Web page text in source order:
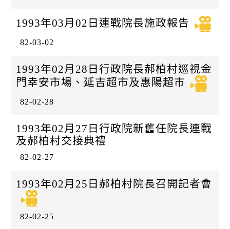
1993年03月02日連戰院長施政報告
82-03-02
1993年02月28日行政院長郝柏村巡視金
門幸安市場、延吉超市及惠陽超市
82-02-28
1993年02月27日行政院新舊任院長連戰
及郝柏村交接典禮
82-02-27
1993年02月25日郝柏村院長召開記者會
82-02-25